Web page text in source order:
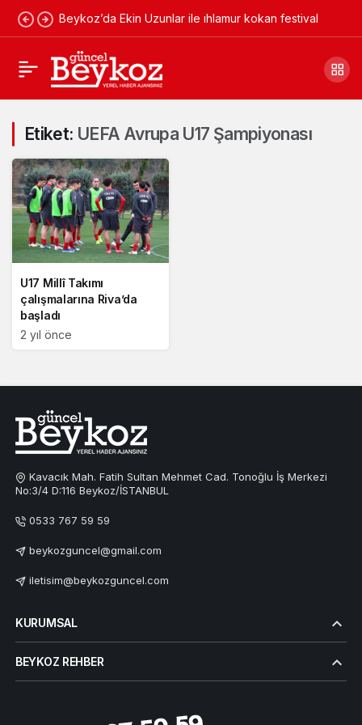
Beykoz’da Ekin Uzunlar ile ıhlamur kokan festival
Etiket: UEFA Avrupa U17 Şampiyonası
U17 Millî Takımı
çalışmalarına Riva’da
başladı
2 yıl önce
Kavacık Mah. Fatih Sultan Mehmet Cad. Tonoğlu İş Merkezi
No:3/4 D:116 Beykoz/İSTANBUL
0533 767 59 59
beykozguncel@gmail.com
iletisim@beykozguncel.com
KURUMSAL
BEYKOZ REHBER